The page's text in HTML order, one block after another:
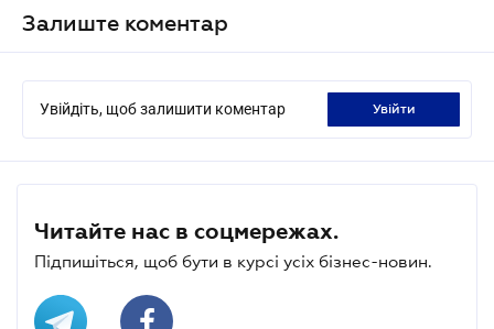
Залиште коментар
Увійдіть, щоб залишити коментар увійти
Читайте нас в соцмережах.
Підпишіться, щоб бути в курсі усіх бізнес-новин.